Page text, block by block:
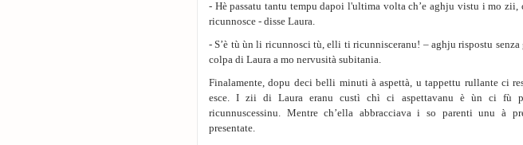
- Hè passatu tantu tempu dapoi l'ultima volta ch’e aghju vistu i mo zii,
ricunnosce - disse Laura.
- S’è tù ùn li ricunnosci tù, elli ti ricunnisceranu! – aghju rispostu senza
colpa di Laura a mo nervusità subitania.
Finalamente, dopu deci belli minuti à aspettà, u tappettu rullante ci
esce. I zii di Laura eranu custì chì ci aspettavanu è ùn ci fù
ricunnuscessinu. Mentre ch’ella abbracciava i so parenti unu à
presentate.